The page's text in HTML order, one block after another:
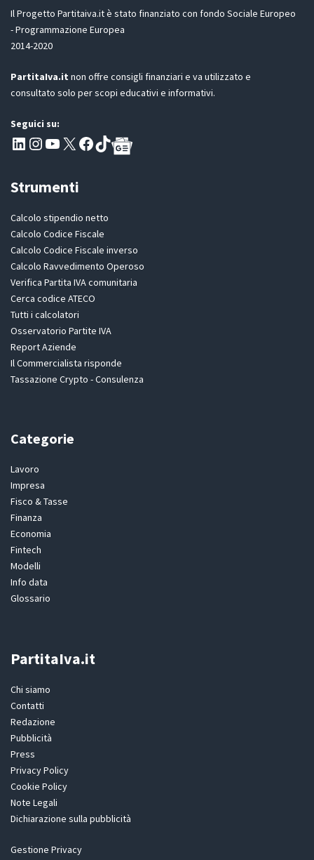
D
P
R
*
Il Progetto Partitaiva.it è stato finanziato con fondo Sociale Europeo
- Programmazione Europea
2014-2020
PartitaIva.it non offre consigli finanziari e va utilizzato e
consultato solo per scopi educativi e informativi.
Seguici su:
Pagina LinkedIn PartitaIva
Instagram
Canale YouTube Evoluzione - Partitaiva.it
X Segui PartitaIva su Facebook
TikTok
Strumenti
Calcolo stipendio netto
Calcolo Codice Fiscale
Calcolo Codice Fiscale inverso
Calcolo Ravvedimento Operoso
Verifica Partita IVA comunitaria
Cerca codice ATECO
Tutti i calcolatori
Osservatorio Partite IVA
Report Aziende
Il Commercialista risponde
Tassazione Crypto - Consulenza
Categorie
Lavoro
Impresa
Fisco & Tasse
Finanza
Economia
Fintech
Modelli
Info data
Glossario
PartitaIva.it
Chi siamo
Contatti
Redazione
Pubblicità
Press
Privacy Policy
Cookie Policy
Note Legali
Dichiarazione sulla pubblicità
Gestione Privacy